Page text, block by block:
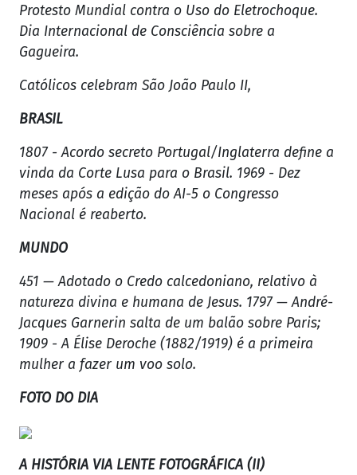
Protesto Mundial contra o Uso do Eletrochoque.
Dia Internacional de Consciência sobre a
Gagueira.
Católicos celebram São João Paulo II,
BRASIL
1807 - Acordo secreto Portugal/Inglaterra define a
vinda da Corte Lusa para o Brasil. 1969 - Dez
meses após a edição do AI-5 o Congresso
Nacional é reaberto.
MUNDO
451 — Adotado o Credo calcedoniano, relativo à
natureza divina e humana de Jesus. 1797 — André-
Jacques Garnerin salta de um balão sobre Paris;
1909 - A Élise Deroche (1882/1919) é a primeira
mulher a fazer um voo solo.
FOTO DO DIA
A HISTÓRIA VIA LENTE FOTOGRÁFICA (II)